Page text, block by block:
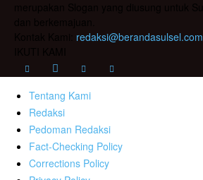
redaksi@berandasulsel.com
Tentang Kami
Redaksi
Pedoman Redaksi
Fact-Checking Policy
Corrections Policy